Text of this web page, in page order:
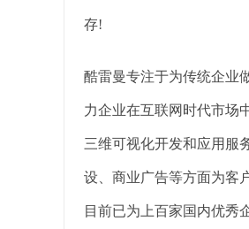
存!
酷雷曼专注于为传统企业
力企业在互联网时代市场
三维可视化开发和应用服
设、商业广告等方面为客
目前已为上百家国内优秀